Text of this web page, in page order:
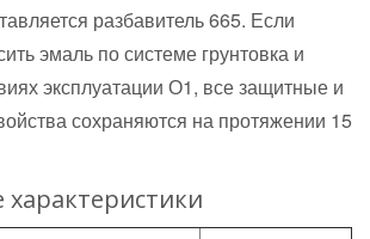
разбавитель 665. Если
эмаль по системе грунтовка и
эксплуатации О1, все защитные и
сохраняются на протяжении 15
характеристики